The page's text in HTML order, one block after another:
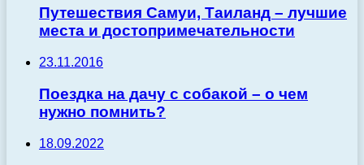
Путешествия Самуи, Таиланд – лучшие
места и достопримечательности
23.11.2016
Поездка на дачу с собакой – о чем
нужно помнить?
18.09.2022